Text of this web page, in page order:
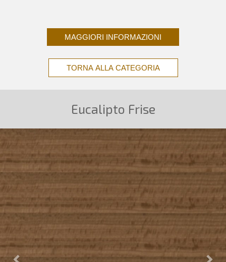
MAGGIORI INFORMAZIONI
TORNA ALLA CATEGORIA
Eucalipto Frise